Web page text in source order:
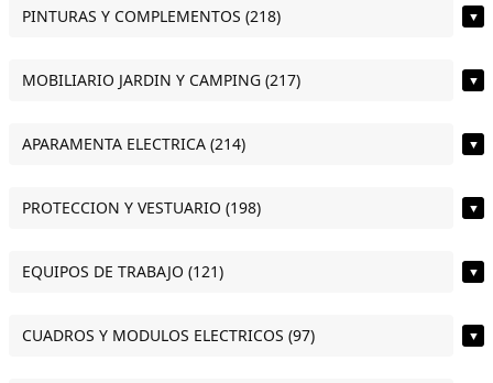
PINTURAS Y COMPLEMENTOS (218) ▼
MOBILIARIO JARDIN Y CAMPING (217) ▼
APARAMENTA ELECTRICA (214) ▼
PROTECCION Y VESTUARIO (198) ▼
EQUIPOS DE TRABAJO (121) ▼
CUADROS Y MODULOS ELECTRICOS (97) ▼